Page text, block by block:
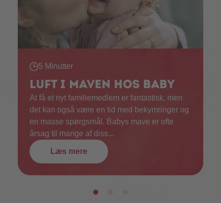
5 Minutter
Luft i maven hos baby
At få et nyt familiemedlem er fantastisk, men
det kan også være en tid med bekymringer og
en masse spørgsmål. Babys mave er ofte
årsag til mange af diss...
Læs mere